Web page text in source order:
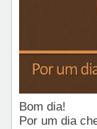
Bom dia!
Por um dia